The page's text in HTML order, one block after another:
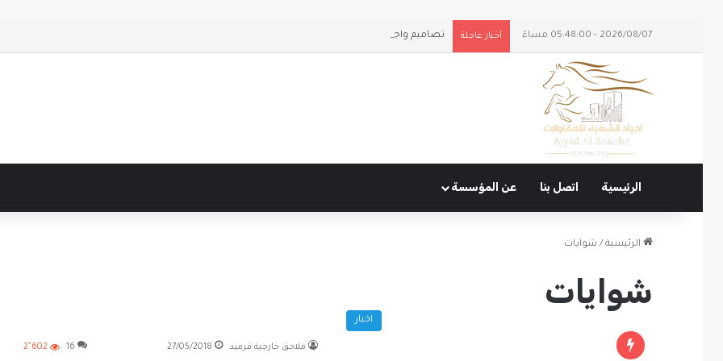
2026/08/07 - 05:48:00 مساءً أخبار عاجلة تصاميم واجهات وملاحق حديثة
الرئيسية اتصل بنا عن المؤسسة
الرئيسية / شوايات
شوايات
اخبار
ملاحق خارجية قرميد 27/05/2018
16 2٬602